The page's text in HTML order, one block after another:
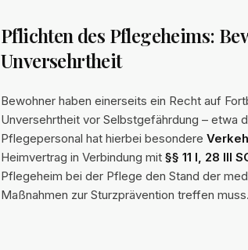
Pflichten des Pflegeheims:
Unversehrtheit
Bewohner haben einerseits ein Recht auf
Unversehrtheit vor Selbstgefährdung – etwa
Pflegepersonal hat hierbei besondere
Heimvertrag in Verbindung mit §§ 11 I, 28 III
Pflegeheim bei der Pflege den Stand der
Maßnahmen zur Sturzprävention treffen muss.